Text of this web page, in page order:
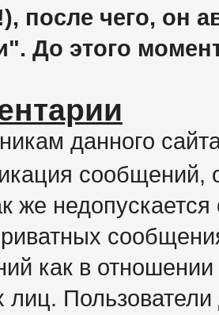
после чего, он
До этого
данного
сообщений,
же недопускается
как в
лиц.